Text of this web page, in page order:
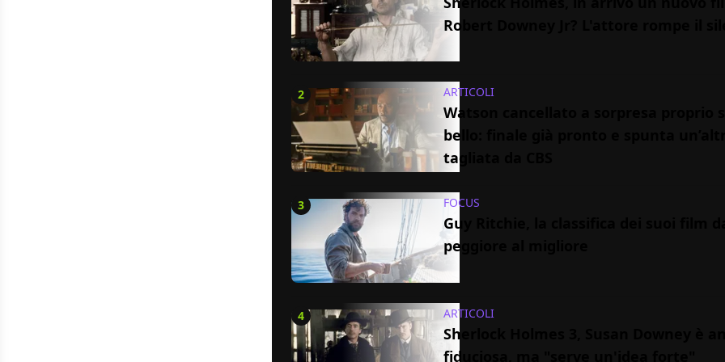
Robert Downey Jr? L'attore rompe il
2 ARTICOLI
Watson cancellato a sorpresa proprio
bello: finale già pronto e spunta
tagliata da CBS
3 FOCUS
Guy Ritchie, la classifica dei suoi film dal
peggiore al migliore
4 ARTICOLI
Sherlock Holmes 3, Susan Downey è
fiduciosa, ma "serve un'idea forte"